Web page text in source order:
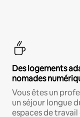
Des logements
nomades
Vous êtes un
un séjour longue
espaces de travail